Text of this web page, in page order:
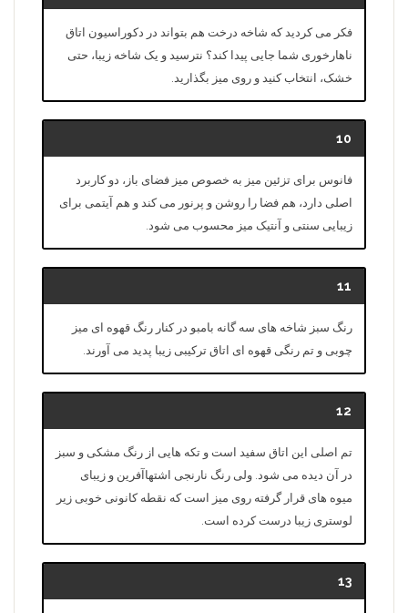
فکر می کردید که شاخه درخت هم بتواند در دکوراسیون اتاق
ناهارخوری شما جایی پیدا کند؟ نترسید و یک شاخه زیبا، حتی
خشک، انتخاب کنید و روی میز بگذارید.
10
فانوس برای تزئین میز به خصوص میز فضای باز، دو کاربرد
اصلی دارد، هم فضا را روشن و پرنور می کند و هم آیتمی برای
زیبایی سنتی و آنتیک میز محسوب می شود.
11
رنگ سبز شاخه های سه گانه بامبو در کنار رنگ قهوه ای میز
چوبی و تم رنگی قهوه ای اتاق ترکیبی زیبا پدید می آورند.
12
تم اصلی این اتاق سفید است و تکه هایی از رنگ مشکی و سبز
در آن دیده می شود. ولی رنگ نارنجی اشتهاآفرین و زیبای
میوه های قرار گرفته روی میز است که نقطه کانونی خوبی زیر
لوستری زیبا درست کرده است.
13